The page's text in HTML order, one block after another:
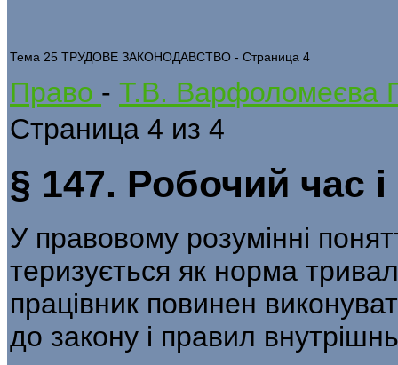
Тема 25 ТРУДОВЕ ЗАКОНОДАВСТВО - Страница 4
Право - Т.В. Варфоломеєва
Страница 4 из 4
§ 147. Робочий час
У правовому розумінні
теризується як норма
працівник повинен
до закону і правил